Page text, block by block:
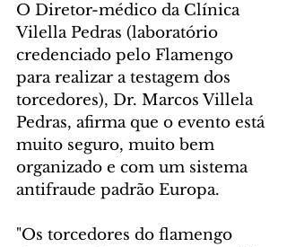
O Diretor-médico da Clínica
Vilella Pedras (laboratório
credenciado pelo Flamengo
para realizar a testagem dos
torcedores), Dr. Marcos Villela
Pedras, afirma que o evento está
muito seguro, muito bem
organizado e com um sistema
antifraude padrão Europa.
"Os torcedores do flamengo